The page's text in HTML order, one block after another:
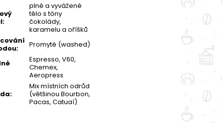
:
plné a vyvážené
tělo s tóny
čokolády,
karamelu a oříšků
:
Promyté (washed)
Espresso, V60,
Chemex,
Aeropress
:
Mix místních odrůd
(většinou Bourbon,
Pacas, Catuaí)